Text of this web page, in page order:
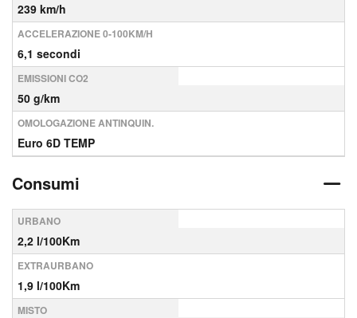
239 km/h
ACCELERAZIONE 0-100KM/H
6,1 secondi
EMISSIONI CO2
50 g/km
OMOLOGAZIONE ANTINQUIN.
Euro 6D TEMP
Consumi
URBANO
2,2 l/100Km
EXTRAURBANO
1,9 l/100Km
MISTO